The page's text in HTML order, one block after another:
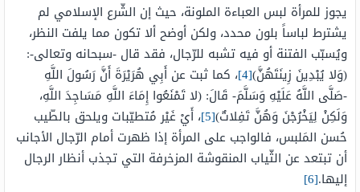
يجوز للمرأة لبس العباءة الملونة، حيث إن الشّرع الإسلامي لم
يشترط لباساً بلون محدد، ولكن أوضح ألا تكون مما يلفت النظر،
ويُسبّب الفتنة أو فيه تشبه للرّجال، فقد قال -سبحانه وتعالى-:
(وَلا يُبْدِينَ زِينَتَهُنَّ)[4] ، كما ثبت عن أَبِي هُرَيْرَةَ أَنَّ رَسُولَ اللَّهِ
-صَلَّى اللَّهُ عَلَيْهِ وَسَلَّمَ- قَالَ: (لا تَمْنَعُوا إِمَاءَ اللَّهِ مَسَاجِدَ اللَّهِ،
وَلَكِنْ لِيَخْرُجْنَ وَهُنَّ تَفِلاتٌ)[5] ، أَيْ غَيْر مُتطيّبات ويلحق بالطّيب
حُسن المَلبس، فالواجب على المرأة إذا ظهرت أمام الرّجال الأجانب
أن تبتعد عن الثّياب المنقوشة المزخرفة التي تجذب أنظار الرجال
إليها.[6]